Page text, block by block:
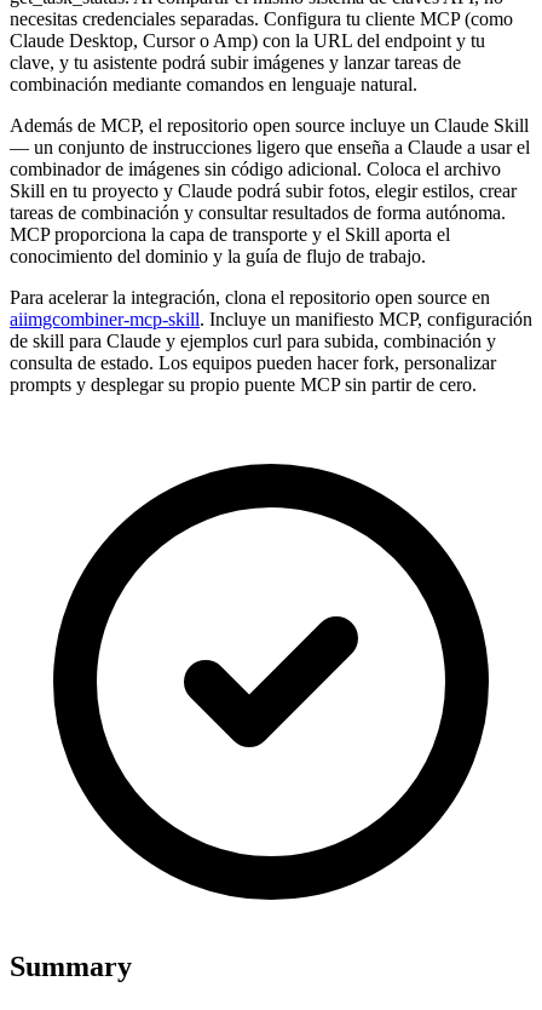
necesitas credenciales separadas. Configura tu cliente MCP (como
Claude Desktop, Cursor o Amp) con la URL del endpoint y tu
clave, y tu asistente podrá subir imágenes y lanzar tareas de
combinación mediante comandos en lenguaje natural.
Además de MCP, el repositorio open source incluye un Claude Skill
— un conjunto de instrucciones ligero que enseña a Claude a usar el
combinador de imágenes sin código adicional. Coloca el archivo
Skill en tu proyecto y Claude podrá subir fotos, elegir estilos, crear
tareas de combinación y consultar resultados de forma autónoma.
MCP proporciona la capa de transporte y el Skill aporta el
conocimiento del dominio y la guía de flujo de trabajo.
Para acelerar la integración, clona el repositorio open source en
aiimgcombiner-mcp-skill. Incluye un manifiesto MCP, configuración
de skill para Claude y ejemplos curl para subida, combinación y
consulta de estado. Los equipos pueden hacer fork, personalizar
prompts y desplegar su propio puente MCP sin partir de cero.
Summary